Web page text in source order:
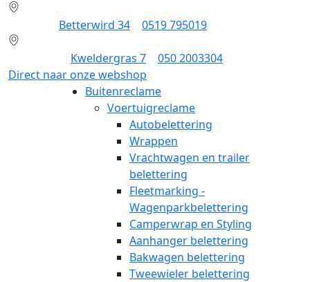
Betterwird 34 0519 795019
Kweldergras 7
050 2003304
Direct naar onze webshop
Buitenreclame
Voertuigreclame
Autobelettering
Wrappen
Vrachtwagen en trailer
belettering
Fleetmarking -
Wagenparkbelettering
Camperwrap en Styling
Aanhanger belettering
Bakwagen belettering
Tweewieler belettering